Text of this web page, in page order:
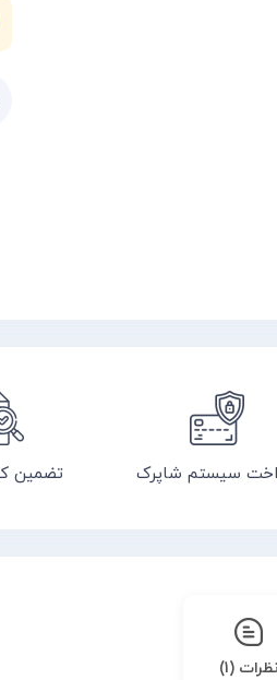
سیستم شاپرک تضمین
نظرات (1)